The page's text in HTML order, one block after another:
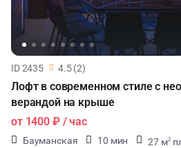
ID 2435 4.5 (2)
Лофт в современном стиле с
верандой на крыше
от 1400 ₽/ час
Бауманская 10 мин 27 м2